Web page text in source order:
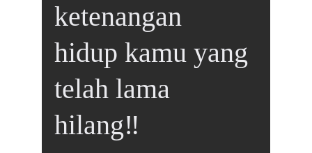
ketenangan
hidup kamu yang
telah lama
hilang‼️